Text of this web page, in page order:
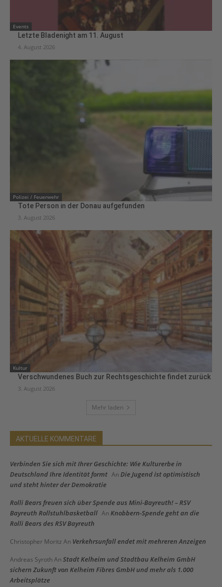
Events
Letzte Bladenight am 11. August
4. August 2026
Polizei / Feuerwehr
Tote Person in der Donau aufgefunden
3. August 2026
Kultur
Verschwundenes Buch zur Rechtsgeschichte findet zurück
3. August 2026
Mehr laden
AKTUELLE KOMMENTARE
Verbinden Sie sich mit Ihrer Geschichte: Wie Kulturerbe in
Deutschland Ihre Identität formt An Die Jugend ist optimistisch
und steht hinter der Demokratie
Rolli Bears freuen sich über Spende aus Mini-Bayreuth! – RSV
Bayreuth Rollstuhlbasketball An Knobbern-Spende geht an die
Rolli Bears des RSV Bayreuth
Christopher Moritz An Verkehrsunfall endet mit mehreren Anzeigen
Andreas Syroth An Stadt Kelheim und Stadtbau Kelheim GmbH
sichern Zukunft von Kelheim Fibres GmbH und mehr als 1.000
Arbeitsplätze